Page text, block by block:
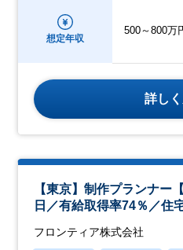
想定年収
500～800万
詳し
【東京】制作プランナー
日／有給取得率74％／住
フロンティア株式会社